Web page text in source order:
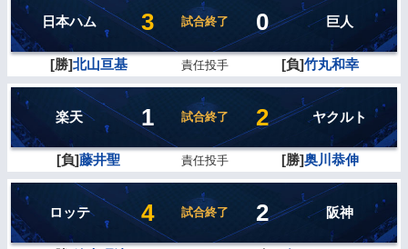
日本ハム 3 試合終了 0 巨人
[勝]北山亘基 責任投手 [負]竹丸和幸
楽天 1 試合終了 2 ヤクルト
[負]藤井聖 責任投手 [勝]奥川恭伸
ロッテ 4 試合終了 2 阪神